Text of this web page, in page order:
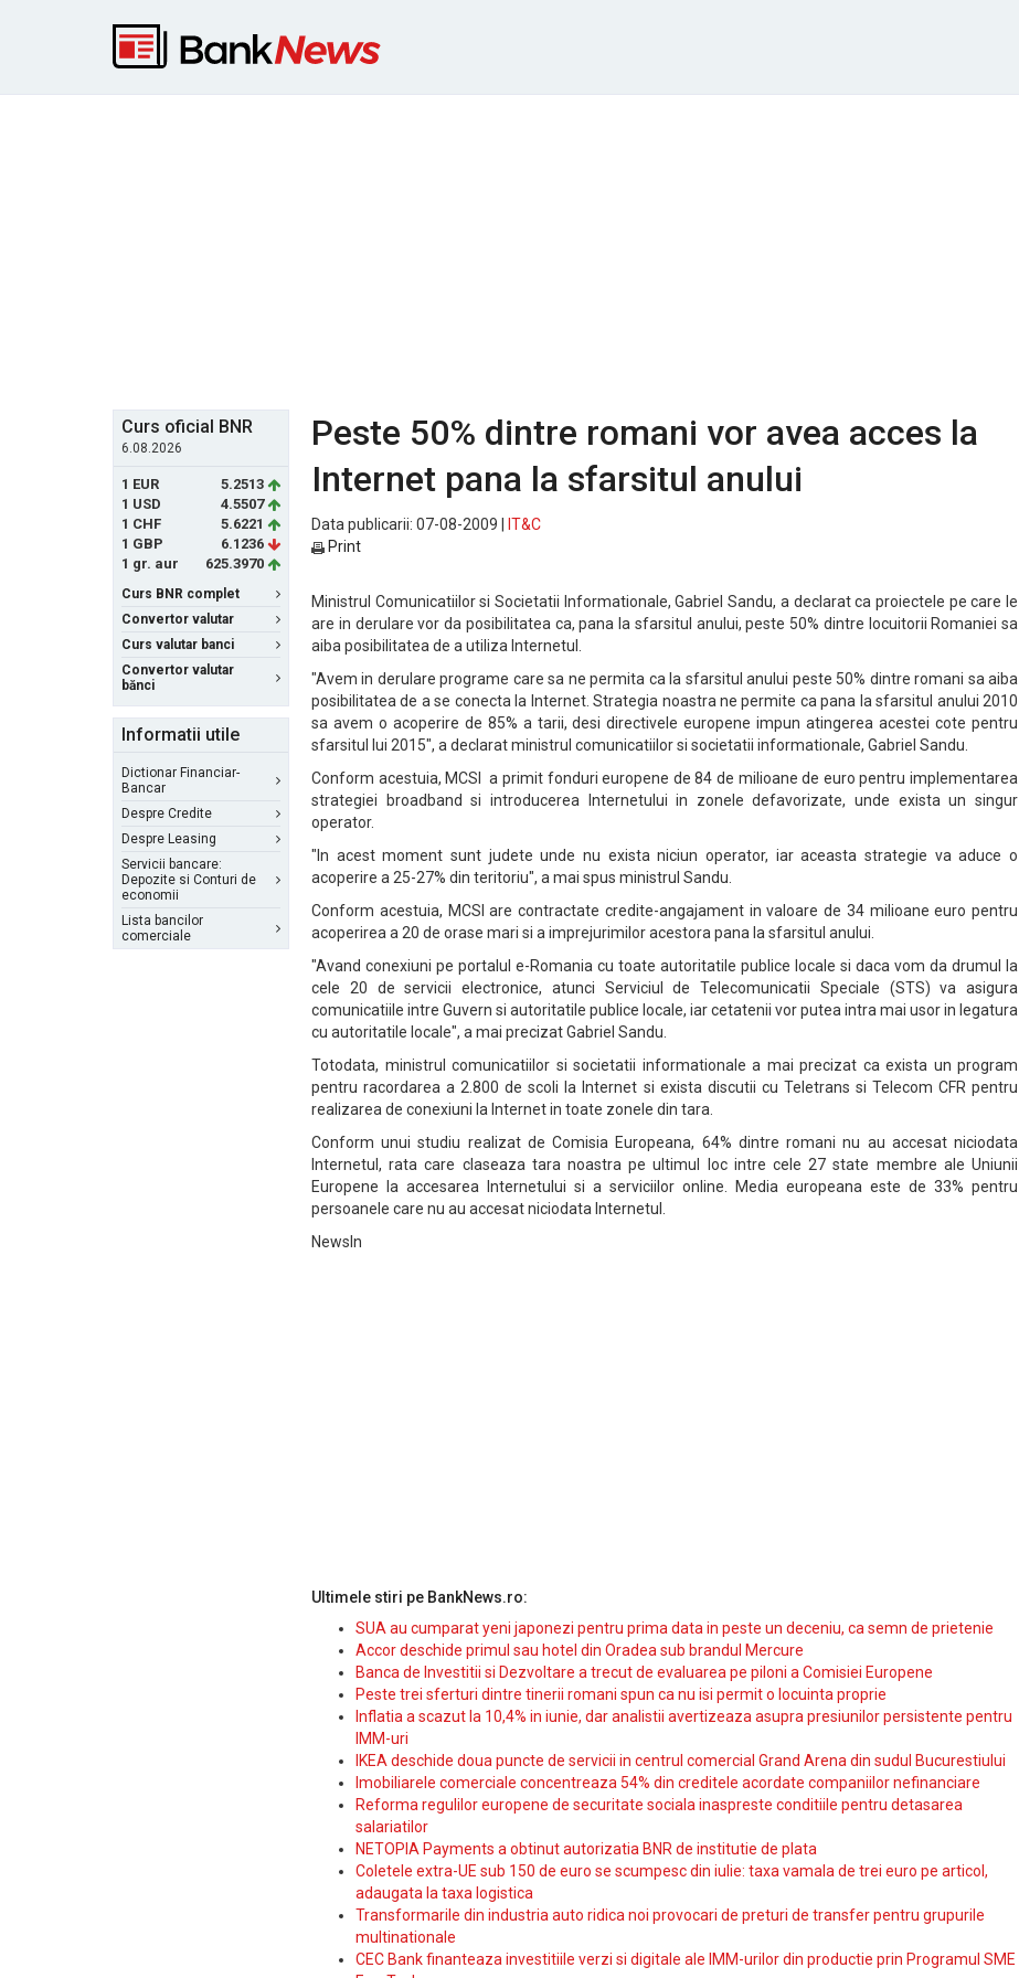
Curs oficial BNR
6.08.2026
1 EUR
5.2513
1 USD
4.5507
1 CHF
5.6221
1 GBP
6.1236
1 gr. aur
625.3970
Curs BNR complet
Convertor valutar
Curs valutar banci
Convertor valutar
bănci
Informatii utile
Dictionar Financiar-
Bancar
Despre Credite
Despre Leasing
Servicii bancare:
Depozite si Conturi de
economii
Lista bancilor
comerciale
Peste 50% dintre romani vor avea acces la
Internet pana la sfarsitul anului
Data publicarii: 07-08-2009 |
IT&C
Print
Ministrul Comunicatiilor si Societatii Informationale, Gabriel Sandu, a declarat ca proiectele pe care le
are in derulare vor da posibilitatea ca, pana la sfarsitul anului, peste 50% dintre locuitorii Romaniei sa
aiba posibilitatea de a utiliza Internetul.
"Avem in derulare programe care sa ne permita ca la sfarsitul anului peste 50% dintre romani sa aiba
posibilitatea de a se conecta la Internet. Strategia noastra ne permite ca pana la sfarsitul anului 2010
sa avem o acoperire de 85% a tarii, desi directivele europene impun atingerea acestei cote pentru
sfarsitul lui 2015", a declarat ministrul comunicatiilor si societatii informationale, Gabriel Sandu.
Conform acestuia, MCSI a primit fonduri europene de 84 de milioane de euro pentru implementarea
strategiei broadband si introducerea Internetului in zonele defavorizate, unde exista un singur
operator.
"In acest moment sunt judete unde nu exista niciun operator, iar aceasta strategie va aduce o
acoperire a 25-27% din teritoriu", a mai spus ministrul Sandu.
Conform acestuia, MCSI are contractate credite-angajament in valoare de 34 milioane euro pentru
acoperirea a 20 de orase mari si a imprejurimilor acestora pana la sfarsitul anului.
"Avand conexiuni pe portalul e-Romania cu toate autoritatile publice locale si daca vom da drumul la
cele 20 de servicii electronice, atunci Serviciul de Telecomunicatii Speciale (STS) va asigura
comunicatiile intre Guvern si autoritatile publice locale, iar cetatenii vor putea intra mai usor in legatura
cu autoritatile locale", a mai precizat Gabriel Sandu.
Totodata, ministrul comunicatiilor si societatii informationale a mai precizat ca exista un program
pentru racordarea a 2.800 de scoli la Internet si exista discutii cu Teletrans si Telecom CFR pentru
realizarea de conexiuni la Internet in toate zonele din tara.
Conform unui studiu realizat de Comisia Europeana, 64% dintre romani nu au accesat niciodata
Internetul, rata care claseaza tara noastra pe ultimul loc intre cele 27 state membre ale Uniunii
Europene la accesarea Internetului si a serviciilor online. Media europeana este de 33% pentru
persoanele care nu au accesat niciodata Internetul.
NewsIn
Ultimele stiri pe BankNews.ro:
SUA au cumparat yeni japonezi pentru prima data in peste un deceniu, ca semn de prietenie
Accor deschide primul sau hotel din Oradea sub brandul Mercure
Banca de Investitii si Dezvoltare a trecut de evaluarea pe piloni a Comisiei Europene
Peste trei sferturi dintre tinerii romani spun ca nu isi permit o locuinta proprie
Inflatia a scazut la 10,4% in iunie, dar analistii avertizeaza asupra presiunilor persistente pentru
IMM-uri
IKEA deschide doua puncte de servicii in centrul comercial Grand Arena din sudul Bucurestiului
Imobiliarele comerciale concentreaza 54% din creditele acordate companiilor nefinanciare
Reforma regulilor europene de securitate sociala inaspreste conditiile pentru detasarea
salariatilor
NETOPIA Payments a obtinut autorizatia BNR de institutie de plata
Coletele extra-UE sub 150 de euro se scumpesc din iulie: taxa vamala de trei euro pe articol,
adaugata la taxa logistica
Transformarile din industria auto ridica noi provocari de preturi de transfer pentru grupurile
multinationale
CEC Bank finanteaza investitiile verzi si digitale ale IMM-urilor din productie prin Programul SME